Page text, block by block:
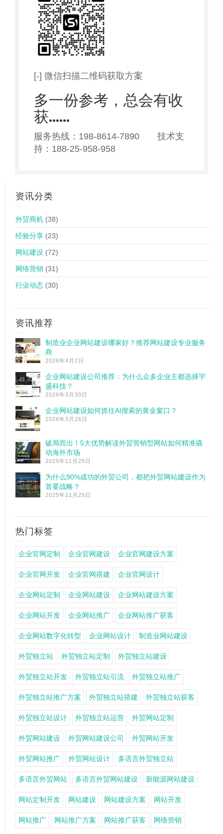
[-] 微信扫描二维码获取方案
多一份参考，总会有收
获……
服务热线：198-8614-7890 技术支
持：188-25-958-958
资讯分类
外贸商机 (38)
经验分享 (23)
网站建设 (72)
网络营销 (31)
行业动态 (30)
资讯推荐
制造业企业网站建设哪家好？推荐网站建设专业服务
商
2026年4月2日
企业网站建设公司推荐：为什么众多企业主都选择宇
盛科技？
2026年3月30日
企业网站建设如何抓住AI搜索的黄金窗口？
2026年3月26日
破局而出！5大优势解读外贸营销型网站如何精准撬
动海外市场
2025年11月25日
为什么90%成功的外贸公司，都把外贸网站建设作为
首要战略？
2025年11月25日
热门标签
企业官网定制 企业官网建设 企业官网建设方案
企业官网开发 企业官网搭建 企业官网设计
企业网站定制 企业网站建设 企业网站建设方案
企业网站开发 企业网站推广 企业网站推广获客
企业网站数字化转型 企业网站设计 制造业网站建设
外贸独立站 外贸独立站定制 外贸独立站建设
外贸独立站开发 外贸独立站引流 外贸独立站推广
外贸独立站推广方案 外贸独立站搭建 外贸独立站获客
外贸独立站设计 外贸独立站运营 外贸网站定制
外贸网站建设 外贸网站建设公司 外贸网站开发
外贸网站推广 外贸网站设计 多语言外贸独立站
多语言外贸网站 多语言外贸网站建设 新能源网站建设
网站定制开发 网站建设 网站建设方案 网站开发
网站推广 网站推广方案 网站推广获客 网络营销